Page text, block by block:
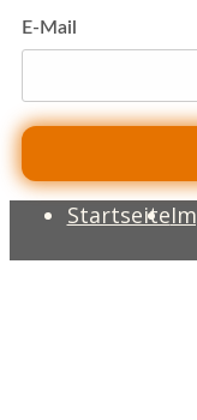
E-Mail
Startseite